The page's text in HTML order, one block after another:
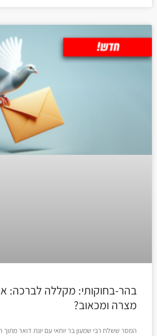
בהר-בחוקותי: מקללה לברכה:
מצרה ומכאוב?
המסר ששלח רבי שמעון בר יוחאי עם יונת דואר